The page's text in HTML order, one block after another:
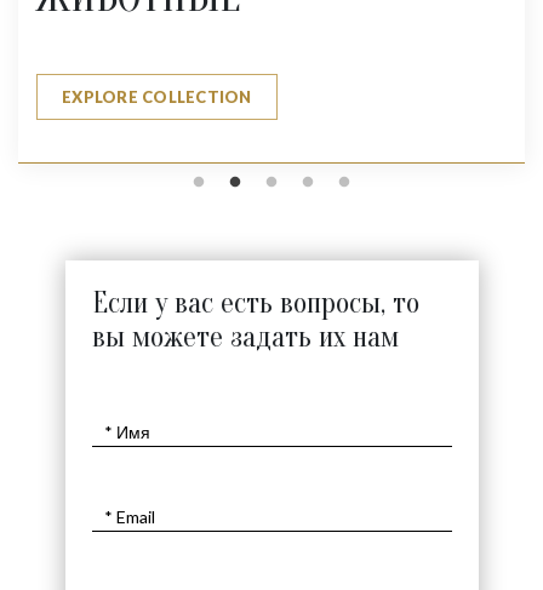
EXPLORE COLLECTION
Если у вас есть вопросы, то
вы можете задать их нам